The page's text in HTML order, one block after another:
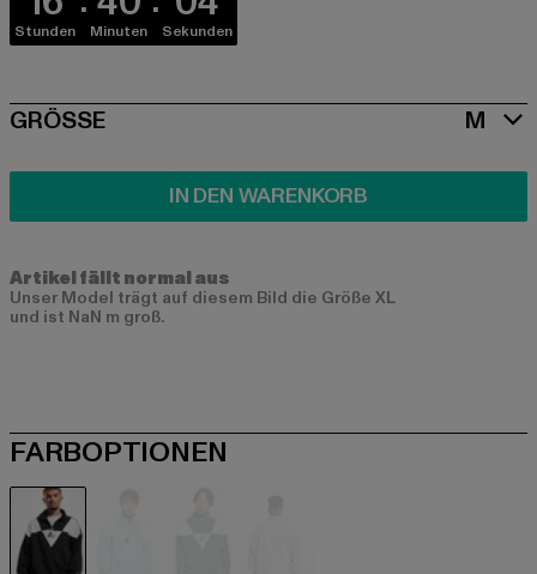
Stunden Minuten Sekunden
SIZE
GRÖSSE M
IN DEN WARENKORB
Artikel fällt normal aus
Unser Model trägt auf diesem Bild die Größe XL
und ist NaN m groß.
FARBOPTIONEN